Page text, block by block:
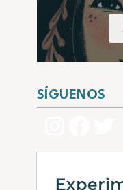
SÍGUENOS